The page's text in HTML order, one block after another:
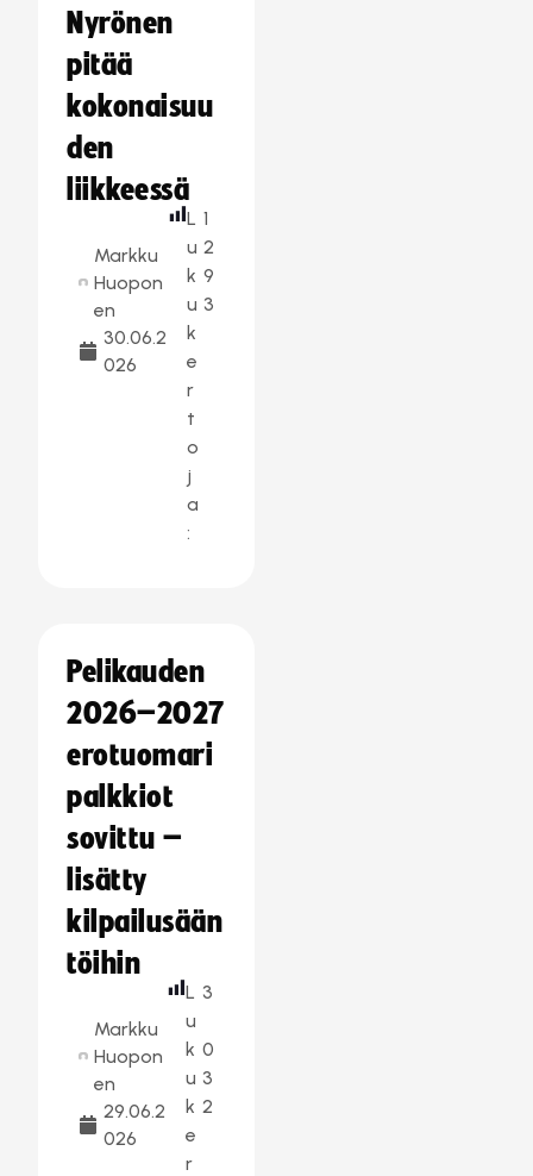
Nyrönen
pitää
kokonaisuu
den
liikkeessä
Markku
Huopon
en
30.06.2
026
L
u
k
u
k
e
r
t
o
j
a
:
1
2
9
3
Pelikauden
2026–2027
erotuomari
palkkiot
sovittu –
lisätty
kilpailusään
töihin
Markku
Huopon
en
29.06.2
026
L
u
k
u
k
e
r
3
0
3
2